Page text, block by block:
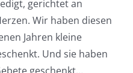
gerichtet an
Wir haben diesen
Jahren kleine
Und sie haben